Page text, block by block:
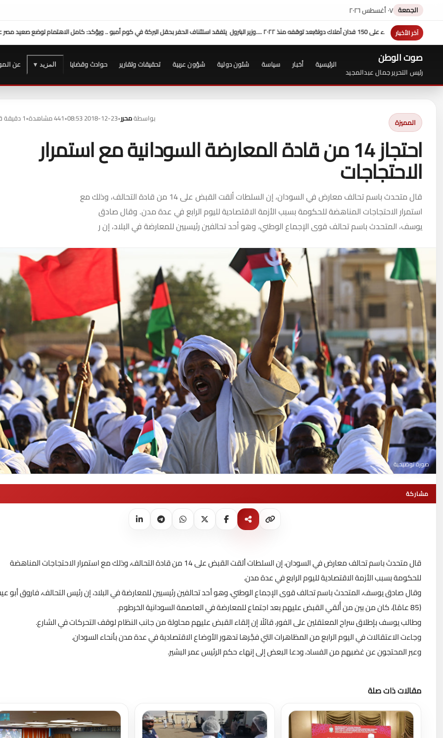
الجمعة ٠٧ أغسطس ٢٠٢٦
آخر الأخبار محافظ سوهاج: موافقة الرئيس السيسي على منحة 10
صوت الوطن
رئيس التحرير جمال عبدالمجيد
الرئيسية أخبار سياسة شئون دولية شؤون عربية تحقيقات وتقارير حوادث وقضايا المزيد ▾ عن
المميزة بواسطةمحرر•
2018-12-23 08:53
•441 مشاهدة •1 دقيقة قراءة
احتجاز 14 من قادة المعارضة السودانية مع استمرار
الاحتجاجات
قال متحدث باسم تحالف معارض في السودان، إن السلطات ألقت القبض على 14 من قادة التحالف، وذلك مع
استمرار الاحتجاجات المناهضة للحكومة بسبب الأزمة الاقتصادية لليوم الرابع في عدة مدن. وقال صادق
يوسف، المتحدث باسم تحالف قوى الإجماع الوطني، وهو أحد تحالفين رئيسيين للمعارضة في البلاد، إن ر
صورة توضيحية
مشاركة
قال متحدث باسم تحالف معارض في السودان، إن السلطات ألقت القبض على 14 من قادة التحالف، وذلك مع استمرار الاحتجاجات المناهضة
للحكومة بسبب الأزمة الاقتصادية لليوم الرابع في عدة مدن.
وقال صادق يوسف، المتحدث باسم تحالف قوى الإجماع الوطني، وهو أحد تحالفين رئيسيين للمعارضة في البلاد، إن رئيس التحالف، فاروق أبو
(85 عامًا)، كان من بين من أُلقي القبض عليهم بعد اجتماع للمعارضة في العاصمة السودانية الخرطوم.
وطالب يوسف بإطلاق سراح المعتقلين على الفور، قائلًا إن إلقاء القبض عليهم محاولة من جانب النظام لوقف التحركات في الشارع.
وجاءت الاعتقالات في اليوم الرابع من المظاهرات التي فجَّرها تدهور الأوضاع الاقتصادية في عدة مدن بأنحاء السودان.
وعبر المحتجون عن غضبهم من الفساد، ودعا البعض إلى إنهاء حكم الرئيس عمر البشير.
مقالات ذات صلة